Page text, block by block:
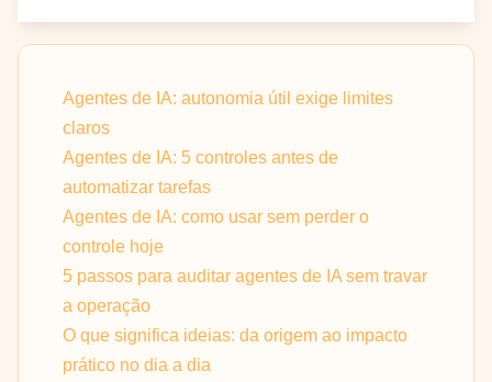
Agentes de IA: autonomia útil exige limites
claros
Agentes de IA: 5 controles antes de
automatizar tarefas
Agentes de IA: como usar sem perder o
controle hoje
5 passos para auditar agentes de IA sem travar
a operação
O que significa ideias: da origem ao impacto
prático no dia a dia